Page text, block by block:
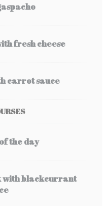
fresh cheese
carrot sauce
the day
with blackcurrant